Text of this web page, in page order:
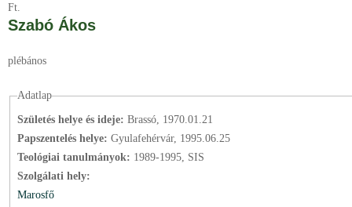
Ft.
Szabó Ákos
plébános
Adatlap
Születés helye és ideje: Brassó, 1970.01.21
Papszentelés helye: Gyulafehérvár, 1995.06.25
Teológiai tanulmányok: 1989-1995, SIS
Szolgálati hely:
Marosfő